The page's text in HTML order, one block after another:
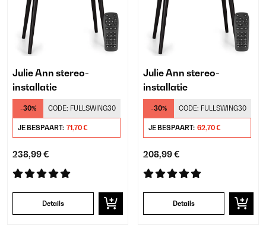
Julie Ann stereo-
installatie
-30% CODE: FULLSWING30
JE BESPAART: 71,70 €
238,99 €
Details
Julie Ann stereo-
installatie
-30% CODE: FULLSWING30
JE BESPAART: 62,70 €
208,99 €
Details